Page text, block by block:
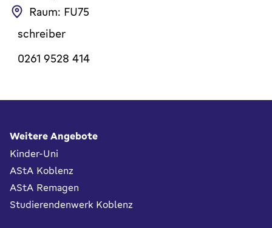
Raum: FU75
schreiber
0261 9528 414
Fußbereich
Weitere Angebote
Kinder-Uni
AStA Koblenz
AStA Remagen
Studierendenwerk Koblenz